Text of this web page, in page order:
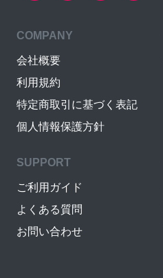
COMPANY
会社概要
利用規約
特定商取引に基づく表記
個人情報保護方針
SUPPORT
ご利用ガイド
よくある質問
お問い合わせ